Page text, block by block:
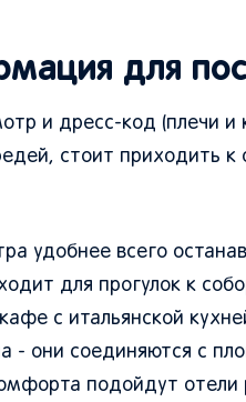
для
и дресс-код (плечи
стоит приходить к
удобнее всего
для прогулок к
с итальянской
- они соединяются с
подойдут